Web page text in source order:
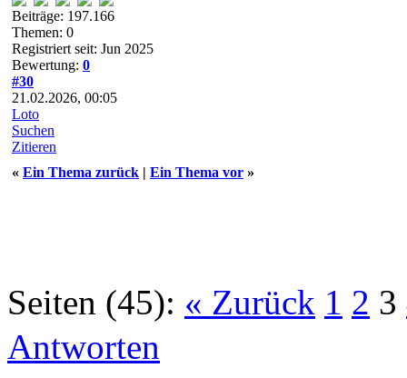
Beiträge: 197.166
Themen: 0
Registriert seit: Jun 2025
Bewertung: 0
#30
21.02.2026, 00:05
Loto
Suchen
Zitieren
« Ein Thema zurück | Ein Thema vor »
Seiten (45): « Zurück 1 2 3
Antworten